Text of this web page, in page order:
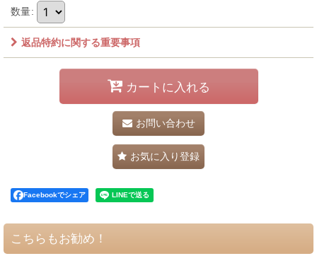
数量:
返品特約に関する重要事項
カートに入れる
お問い合わせ
お気に入り登録
Facebookでシェア
こちらもお勧め！